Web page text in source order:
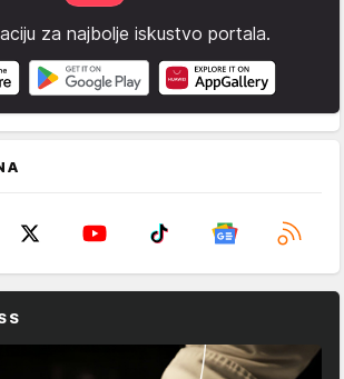
za najbolje iskustvo portala.